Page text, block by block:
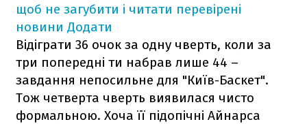
щоб не загубити і читати перевірені
новини Додати
Відіграти 36 очок за одну чверть, коли за
три попередні ти набрав лише 44 –
завдання непосильне для "Київ-Баскет".
Тож четверта чверть виявилася чисто
формальною. Хоча її підопічні Айнарса